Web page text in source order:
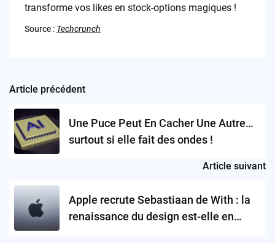
transforme vos likes en stock-options magiques !
Source : Techcrunch
Post
navigation
Article précédent
Une Puce Peut En Cacher Une Autre…
surtout si elle fait des ondes !
Article suivant
Apple recrute Sebastiaan de With : la
renaissance du design est-elle en